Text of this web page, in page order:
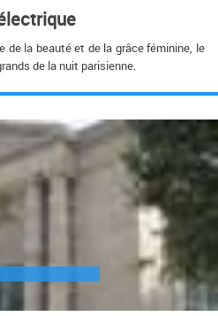
de la beauté et de la grâce féminine, le
de la nuit parisienne.